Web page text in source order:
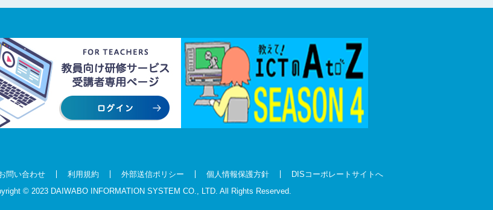
問い合わせ 利用規約 外部送信ポリシー 個人情報保護方針
DISコーポレートサイトへ
© 2023 DAIWABO INFORMATION SYSTEM CO., LTD. All Rights Reserved.